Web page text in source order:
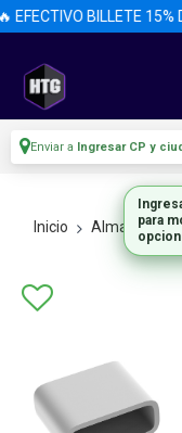
EFECTIVO BILLETE 15%
Enviar a Ingresar CP y
Inicio
para